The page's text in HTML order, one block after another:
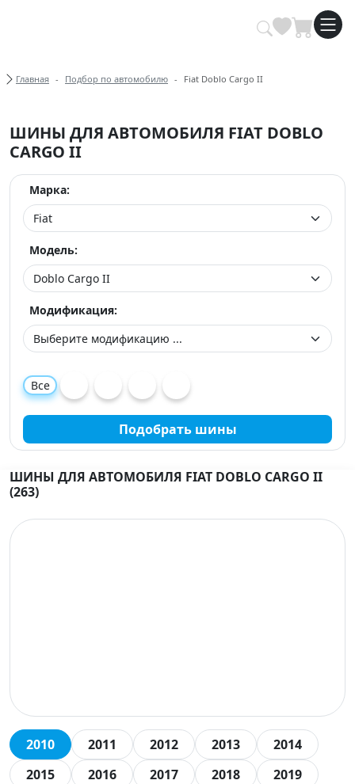
Купить автомобильные шины
Хлебные крошки
Главная Подбор по автомобилю Fiat Doblo Cargo II
ШИНЫ ДЛЯ АВТОМОБИЛЯ FIAT DOBLO
CARGO II
Марка:
Модель:
Модификация:
Все
Подобрать шины
ШИНЫ ДЛЯ АВТОМОБИЛЯ FIAT DOBLO CARGO II
(263)
2010 2011 2012 2013
2014
2015
2016 2017 2018
2019